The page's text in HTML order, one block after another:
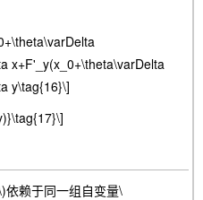
x+F'_y(x_0+\theta\varDelta
y\tag{16}\]
赖于同一组自变量\